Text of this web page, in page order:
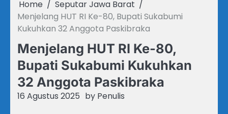
Home
Seputar Jawa Barat
Menjelang HUT RI Ke-80, Bupati Sukabumi
Kukuhkan 32 Anggota Paskibraka
Menjelang HUT RI Ke-80,
Bupati Sukabumi Kukuhkan
32 Anggota Paskibraka
16 Agustus 2025 by Penulis